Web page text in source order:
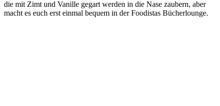
die mit Zimt und Vanil­le gegart wer­den in die Nase zau­bern, aber
macht es euch erst ein­mal bequem in der Foo­di­stas Bücherlounge.